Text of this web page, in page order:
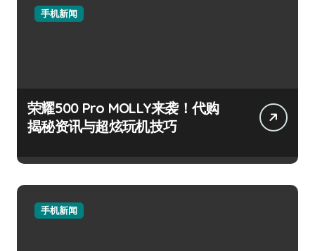
手机新闻
荣耀500 Pro MOLLY来袭！代购
揭秘资讯与超炫玩机技巧
手机新闻